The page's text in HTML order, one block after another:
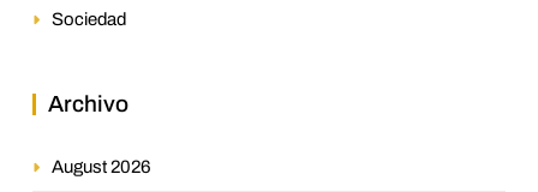
Sociedad
Archivo
August 2026